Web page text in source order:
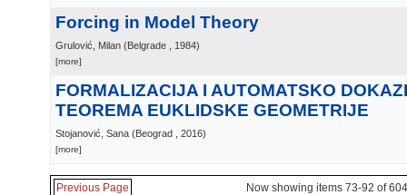
Forcing in Model Theory
Grulović, Milan (Belgrade , 1984)
[more]
FORMALIZACIJA I AUTOMATSKO
TEOREMA EUKLIDSKE GEOMETRIJE
Stojanović, Sana (Beograd , 2016)
[more]
Previous Page Now showing items 73-92 of 604